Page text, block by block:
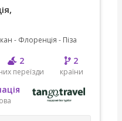
- Флоренція - Піза
2
переїзди
2
країни